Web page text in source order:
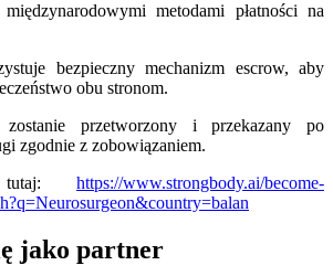
międzynarodowymi metodami płatności na
bezpieczny mechanizm escrow, aby
obu stronom.
przetworzony i przekazany po
zgodnie z zobowiązaniem.
tutaj: https://www.strongbody.ai/become-
jako partner